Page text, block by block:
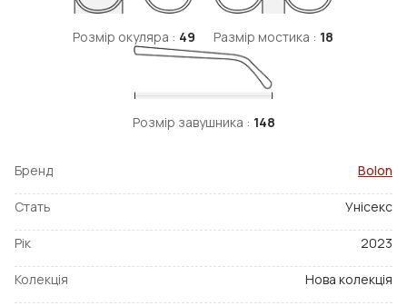
Розмір окуляра : 49 Размір мостика : 18
Розмір завушника : 148
Бренд Bolon
Стать Унісекс
Рік 2023
Колекція Нова колекція